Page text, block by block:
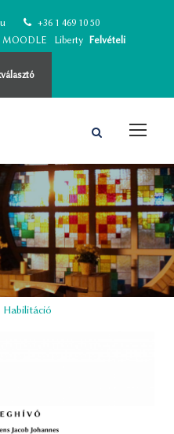
+36 1 469 10 50
MOODLE Liberty Felvételi
Habilitáció